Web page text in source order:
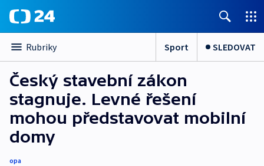
Rubriky Sport SLEDOVAT
Český stavební zákon
stagnuje. Levné řešení
mohou představovat mobilní
domy
opa